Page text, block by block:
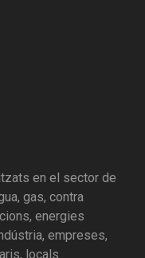
en el sector de
gas, contra
energies
empreses,
locals